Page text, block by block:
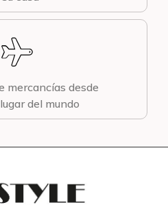
mercancías desde
del mundo